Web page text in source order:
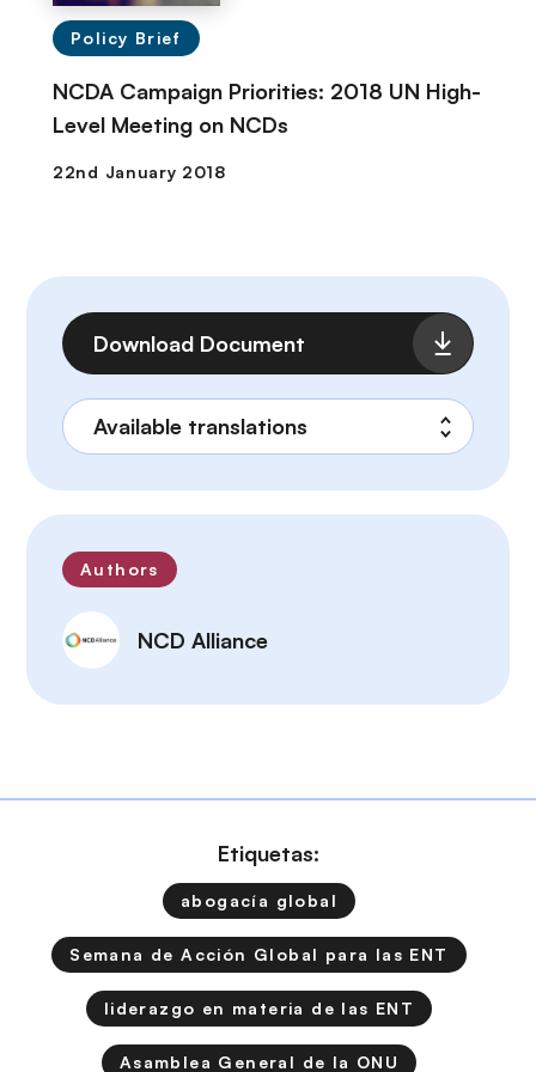
Policy Brief
NCDA Campaign Priorities: 2018 UN High-
Level Meeting on NCDs
Archivo
Download Document
Authors
NCD Alliance
Etiquetas:
abogacía global
Semana de Acción Global para las ENT
liderazgo en materia de las ENT
Asamblea General de la ONU